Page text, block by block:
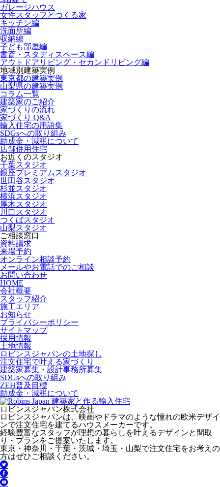
ガレージハウス
女性スタッフとつくる家
キッチン編
洗面所編
収納編
子ども部屋編
書斎・スタディスペース編
アウトドアリビング・セカンドリビング編
地域別建築実例
東京都の建築実例
山梨県の建築実例
コラム一覧
建築家のご紹介
家づくりの流れ
家づくり Q&A
輸入住宅の用語集
SDGsへの取り組み
助成金・減税について
店舗併用住宅
お近くのスタジオ
千葉スタジオ
銀座プレミアムスタジオ
世田谷スタジオ
杉並スタジオ
横浜スタジオ
厚木スタジオ
川口スタジオ
つくばスタジオ
山梨スタジオ
ご相談窓口
資料請求
来場予約
オンライン相談予約
メールやお電話でのご相談
お問い合わせ
HOME
会社概要
スタッフ紹介
施工エリア
お知らせ
プライバシーポリシー
サイトマップ
採用情報
土地情報
ロビンスジャパンの土地探し
注文住宅で叶える家づくり
建築家募集・設計事務所募集
SDGsへの取り組み
ZEH普及目標
助成金・減税について
ロビンスジャパン株式会社
ロビンスジャパンは、映画やドラマのような憧れの欧米デザイ
ンで注文住宅を建てるハウスメーカーです。
経験豊富なスタッフが理想の暮らしを叶えるデザインと間取
り・プランをご提案いたします。
東京・神奈川・千葉・茨城・埼玉・山梨で注文住宅をお考えの
方はぜひご相談ください。